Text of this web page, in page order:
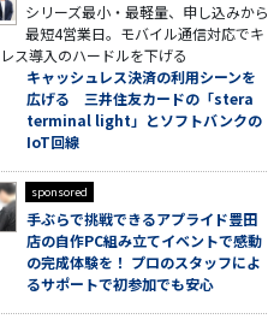
シリーズ最小・最軽量、申し込みから
最短4営業日。モバイル通信対応でキ
ス導入のハードルを下げる
キャッシュレス決済の利用シーンを
広げる 三井住友カードの「stera
terminal light」とソフトバンクの
IoT回線
sponsored
手ぶらで挑戦できるアプライド豊田
店の自作PC組み立てイベントで感動
の完成体験を！ プロのスタッフによ
るサポートで初参加でも安心